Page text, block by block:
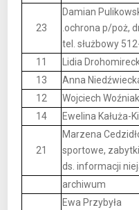
23
Damian
.ochrona p/poż,
tel. służbowy
11
Lidia
13
Anna
12
Wojciech
14
Ewelina Kałuża-
21
Marzena
sportowe,
ds. informacji
archiwum
Ewa Przybyła